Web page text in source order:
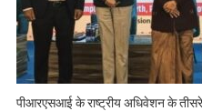
पीआरएसआई के राष्ट्रीय अधिवेशन के